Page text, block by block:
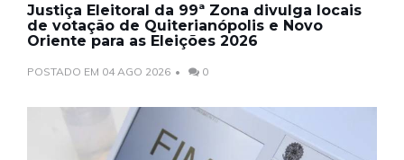
Justiça Eleitoral da 99ª Zona divulga locais
de votação de Quiterianópolis e Novo
Oriente para as Eleições 2026
POSTADO EM 04 AGO 2026 0